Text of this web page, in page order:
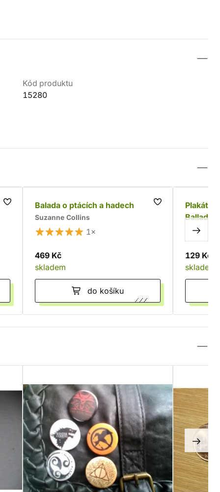
Kód produktu
15280
Balada o ptácích a hadech
Suzanne Collins
1×
469 Kč
skladem
do košíku
Plakát
Ballad
129 Kč
skladem